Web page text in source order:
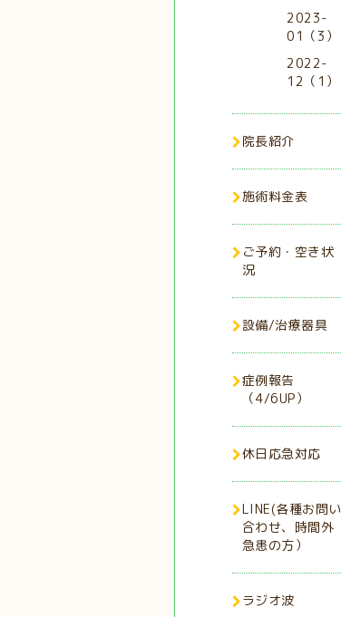
2023-
01（3）
2022-
12（1）
院長紹介
施術料金表
ご予約・空き状
況
設備/治療器具
症例報告
（4/6UP）
休日応急対応
LINE(各種お問い
合わせ、時間外
急患の方）
ラジオ波